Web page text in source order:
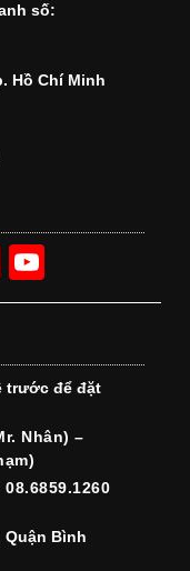
số:
Hồ Chí Minh
Y
o
T
u
b
e
o
T
u
b
e
h
trước để đặt
Nhân) –
Quận Bình